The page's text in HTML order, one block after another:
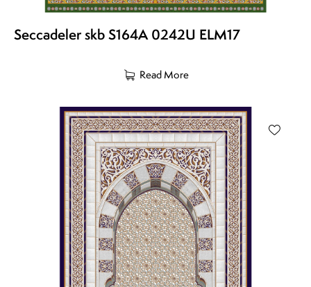
Seccadeler skb S164A 0242U ELM17
Read More